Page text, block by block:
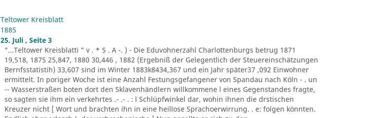
Teltower Kreisblatt
1885
25. Juli , Seite 3
"...Teltower Kreisblatti " v . * S . A -. ) - Die Eduvohnerzahl Charlottenburgs betrug 1871
19,518, 1875 25,847, 1880 30,446 , 1882 (Ergebniß der Gelegentlich der Steuereinschätzungen
Bernfsstatistih) 33,607 sind im Winter 1883k8434,367 und ein Jahr später37 ,092 Einwohner
ermittelt. In poriger Woche ist eine Anzahl Festungsgefangener von Spandau nach Köln - . un
-- Wasserstraßen boten dort den Sklavenhändlern willkommene l eines Gegenstandes fragte,
so sagten sie ihm ein verkehrtes .- .- . : l Schlüpfwinkel dar, wohin ihnen die drstischen
Kreuzer nicht [ Wort und brachten ihn in eine heillose Sprachoerwirrung. . e: folgen könnten.